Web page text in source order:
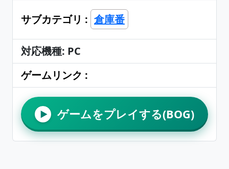
サブカテゴリ : 倉庫番
対応機種: PC
ゲームリンク :
▶ ゲームをプレイする(BOG)